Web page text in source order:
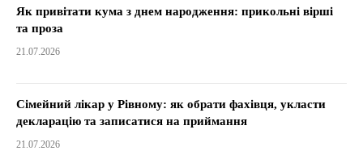
Як привітати кума з днем народження: прикольні вірші
та проза
21.07.2026
Сімейний лікар у Рівному: як обрати фахівця, укласти
декларацію та записатися на приймання
21.07.2026